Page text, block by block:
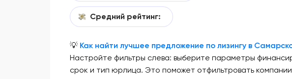
Средний рейтинг:
💡 Как найти лучшее предложение по лизингу в
Настройте фильтры слева: выберите параметры
срок и тип юрлица. Это поможет отфильтровать